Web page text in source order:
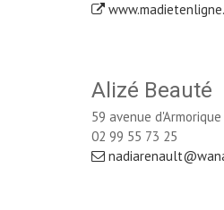
Alizé Beauté
59 avenue d'Armorique
02 99 55 73 25